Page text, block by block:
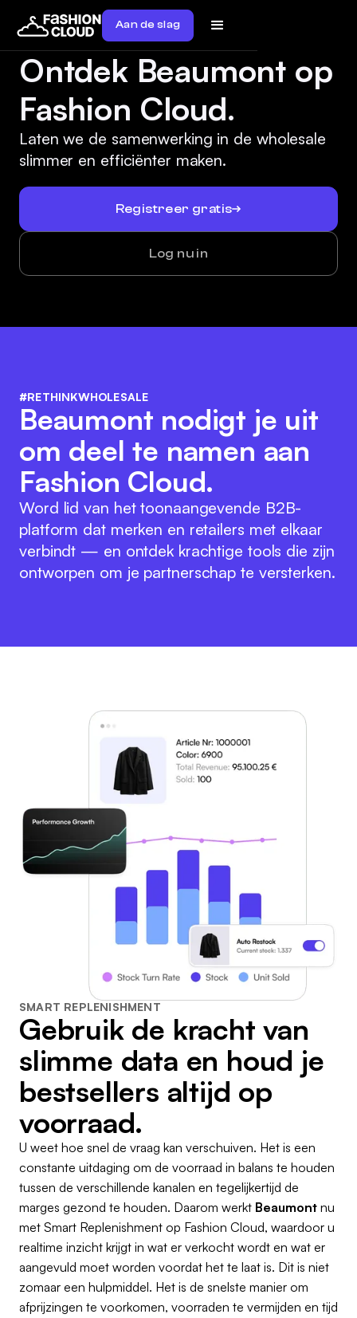
Aan de slag
Ontdek Beaumont op
Fashion Cloud.
Laten we de samenwerking in de wholesale
slimmer en efficiënter maken.
Registreer gratis
Log nu in
#RETHINKWHOLESALE
Beaumont nodigt je uit
om deel te namen aan
Fashion Cloud.
Word lid van het toonaangevende B2B-
platform dat merken en retailers met elkaar
verbindt — en ontdek krachtige tools die zijn
ontworpen om je partnerschap te versterken.
SMART REPLENISHMENT
Gebruik de kracht van
slimme data en houd je
bestsellers altijd op
voorraad.
U weet hoe snel de vraag kan verschuiven. Het is een
constante uitdaging om de voorraad in balans te houden
tussen de verschillende kanalen en tegelijkertijd de
marges gezond te houden. Daarom werkt Beaumont nu
met Smart Replenishment op Fashion Cloud, waardoor u
realtime inzicht krijgt in wat er verkocht wordt en wat er
aangevuld moet worden voordat het te laat is. Dit is niet
zomaar een hulpmiddel. Het is de snelste manier om
afprijzingen te voorkomen, voorraden te vermijden en tijd